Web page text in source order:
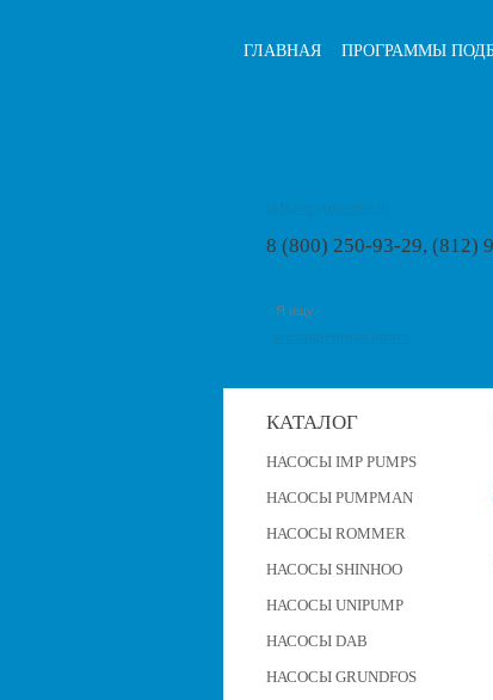
ГЛАВНАЯ ПРОГРАММЫ
8 (800) 250-93-29, (812)
КАТАЛОГ
НАСОСЫ IMP PUMPS
НАСОСЫ PUMPMAN
НАСОСЫ ROMMER
НАСОСЫ SHINHOO
НАСОСЫ UNIPUMP
НАСОСЫ DAB
НАСОСЫ GRUNDFOS